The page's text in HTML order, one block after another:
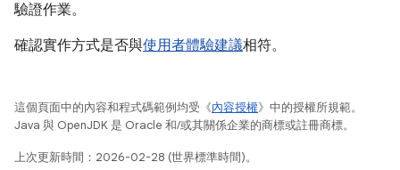
驗證作業。
確認實作方式是否與使用者體驗建議相符。
這個頁面中的內容和程式碼範例均受《內容授權》中的授權所規範。
Java 與 OpenJDK 是 Oracle 和/或其關係企業的商標或註冊商標。
上次更新時間：2026-02-28 (世界標準時間)。